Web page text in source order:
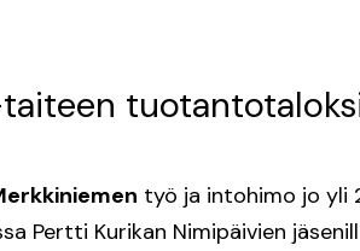
työ ja intohimo jo yli
Pertti Kurikan Nimipäivien